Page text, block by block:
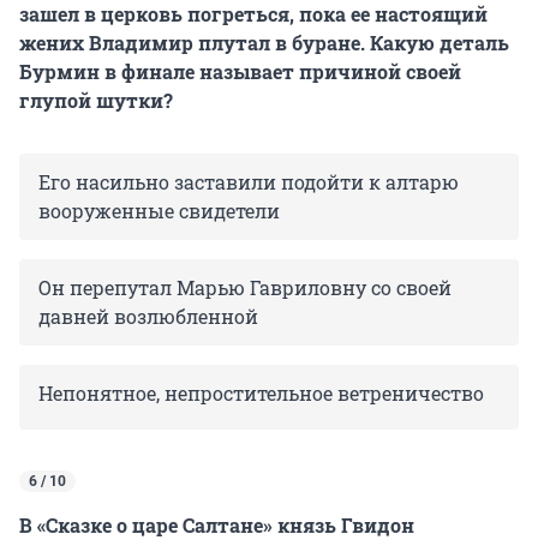
зашел в церковь погреться, пока ее настоящий
жених Владимир плутал в буране. Какую деталь
Бурмин в финале называет причиной своей
глупой шутки?
Его насильно заставили подойти к алтарю
вооруженные свидетели
Он перепутал Марью Гавриловну со своей
давней возлюбленной
Непонятное, непростительное ветреничество
6 / 10
В «Сказке о царе Салтане» князь Гвидон